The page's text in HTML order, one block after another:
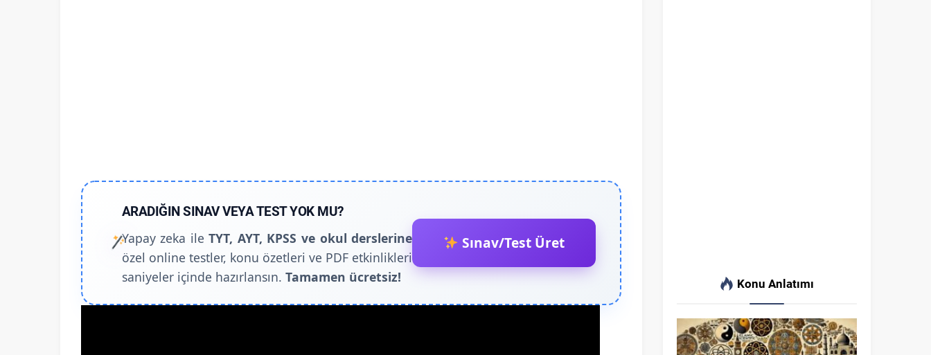
ARADIĞIN SINAV VEYA TEST YOK MU?
Yapay zeka ileTYT, AYT, KPSS ve okul derslerine
özel online testler, konu özetleri ve PDF etkinlikleri
saniyeler içinde hazırlansın. Tamamen ücretsiz!
Sınav/Test Üret
Konu Anlatımı